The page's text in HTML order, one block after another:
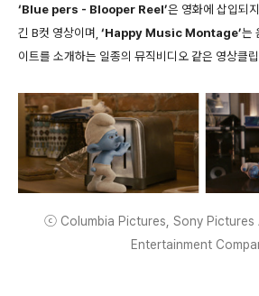
‘Blue pers - Blooper Reel’은 영화에 삽입되
긴 B컷 영상이며, ‘Happy Music Montage’는
이트를 소개하는 일종의 뮤직비디오 같은 영상클
ⓒ Columbia Pictures, Sony Pictures
Entertainment